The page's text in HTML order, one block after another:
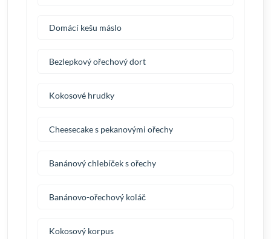
Domácí kešu máslo
Bezlepkový ořechový dort
Kokosové hrudky
Cheesecake s pekanovými ořechy
Banánový chlebíček s ořechy
Banánovo-ořechový koláč
Kokosový korpus